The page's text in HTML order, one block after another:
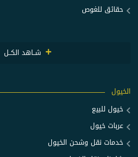
حقائق للغوص
شــاهد الكــل
الخيول
خيول للبيع
عربات خيول
خدمات نقل وشحن الخيول